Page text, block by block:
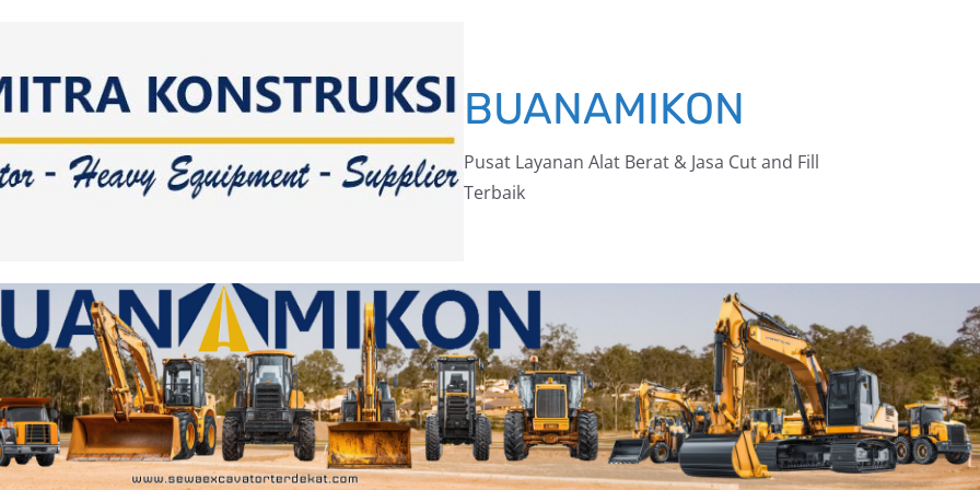
BUANAMIKON
Pusat Layanan Alat Berat & Jasa Cut and Fill
Terbaik